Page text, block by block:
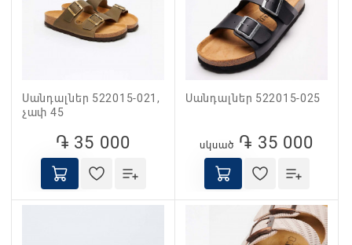
Սանդալներ 522015-021,
չափ 45
֏ 35 000
Սանդալներ 522015-025
սկսած ֏ 35 000